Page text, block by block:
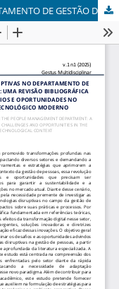
TECNOLOGIAS DISRUPTIVAS NO DEPARTAMENTO DE GESTÃO DE PESSOAS